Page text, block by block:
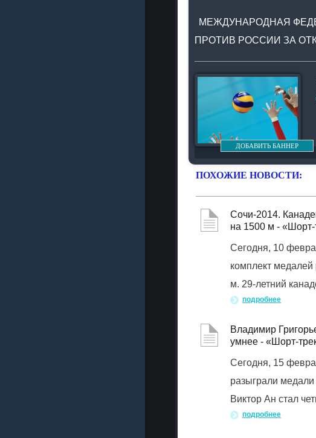
МЕЖДУНАРОДНАЯ
ПРОТИВ РОССИИ ЗА
ДОБАВИТЬ БАННЕР
ПОХОЖИЕ НОВОСТИ:
Сочи-2014.
на 1500 м - «Шорт-
Сегодня, 10
комплект
м. 29-летний
подробнее
Владимир
умнее - «Шорт-
Сегодня, 15
разыграли
Виктор Ан стал
подробнее